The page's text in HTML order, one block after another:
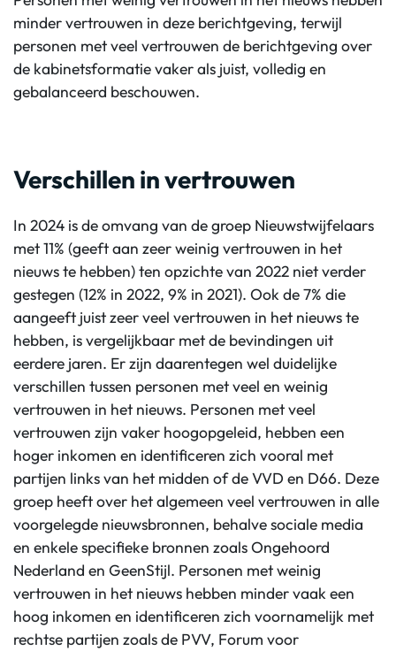
minder vertrouwen in deze berichtgeving, terwijl
personen met veel vertrouwen de berichtgeving over
de kabinetsformatie vaker als juist, volledig en
gebalanceerd beschouwen.
Verschillen in vertrouwen
In 2024 is de omvang van de groep Nieuwstwijfelaars
met 11% (geeft aan zeer weinig vertrouwen in het
nieuws te hebben) ten opzichte van 2022 niet verder
gestegen (12% in 2022, 9% in 2021). Ook de 7% die
aangeeft juist zeer veel vertrouwen in het nieuws te
hebben, is vergelijkbaar met de bevindingen uit
eerdere jaren. Er zijn daarentegen wel duidelijke
verschillen tussen personen met veel en weinig
vertrouwen in het nieuws. Personen met veel
vertrouwen zijn vaker hoogopgeleid, hebben een
hoger inkomen en identificeren zich vooral met
partijen links van het midden of de VVD en D66. Deze
groep heeft over het algemeen veel vertrouwen in alle
voorgelegde nieuwsbronnen, behalve sociale media
en enkele specifieke bronnen zoals Ongehoord
Nederland en GeenStijl. Personen met weinig
vertrouwen in het nieuws hebben minder vaak een
hoog inkomen en identificeren zich voornamelijk met
rechtse partijen zoals de PVV, Forum voor